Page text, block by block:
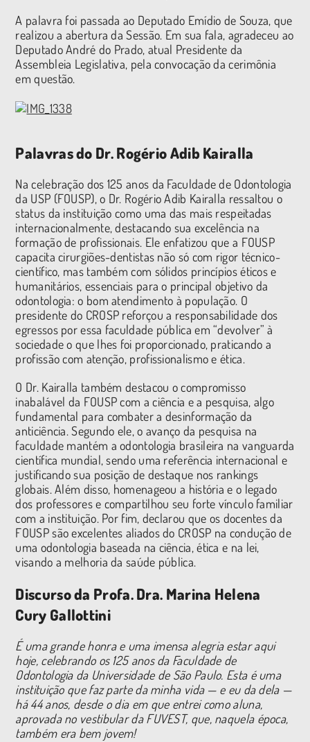
A palavra foi passada ao Deputado Emídio de Souza, que
realizou a abertura da Sessão. Em sua fala, agradeceu ao
Deputado André do Prado, atual Presidente da
Assembleia Legislativa, pela convocação da cerimônia
em questão.
Palavras do Dr. Rogério Adib Kairalla
Na celebração dos 125 anos da Faculdade de Odontologia
da USP (FOUSP), o Dr. Rogério Adib Kairalla ressaltou o
status da instituição como uma das mais respeitadas
internacionalmente, destacando sua excelência na
formação de profissionais. Ele enfatizou que a FOUSP
capacita cirurgiões-dentistas não só com rigor técnico-
científico, mas também com sólidos princípios éticos e
humanitários, essenciais para o principal objetivo da
odontologia: o bom atendimento à população. O
presidente do CROSP reforçou a responsabilidade dos
egressos por essa faculdade pública em “devolver” à
sociedade o que lhes foi proporcionado, praticando a
profissão com atenção, profissionalismo e ética.
O Dr. Kairalla também destacou o compromisso
inabalável da FOUSP com a ciência e a pesquisa, algo
fundamental para combater a desinformação da
anticiência. Segundo ele, o avanço da pesquisa na
faculdade mantém a odontologia brasileira na vanguarda
científica mundial, sendo uma referência internacional e
justificando sua posição de destaque nos rankings
globais. Além disso, homenageou a história e o legado
dos professores e compartilhou seu forte vínculo familiar
com a instituição. Por fim, declarou que os docentes da
FOUSP são excelentes aliados do CROSP na condução de
uma odontologia baseada na ciência, ética e na lei,
visando a melhoria da saúde pública.
Discurso da Profa. Dra. Marina Helena
Cury Gallottini
É uma grande honra e uma imensa alegria estar aqui
hoje, celebrando os 125 anos da Faculdade de
Odontologia da Universidade de São Paulo. Esta é uma
instituição que faz parte da minha vida — e eu da dela —
há 44 anos, desde o dia em que entrei como aluna,
aprovada no vestibular da FUVEST, que, naquela época,
também era bem jovem!